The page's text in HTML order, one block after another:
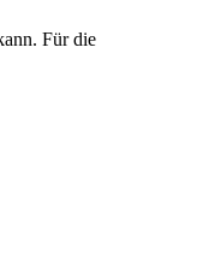
Für die